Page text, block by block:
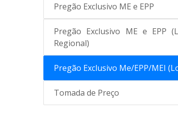
Pregão Exclusivo ME e EPP
Pregão Exclusivo ME e EPP
Regional)
Pregão Exclusivo Me/EPP/MEI
Tomada de Preço